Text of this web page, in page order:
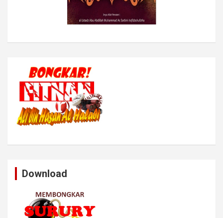
Download